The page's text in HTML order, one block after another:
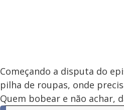
Começando a disputa do
pilha de roupas, onde
Quem bobear e não achar,